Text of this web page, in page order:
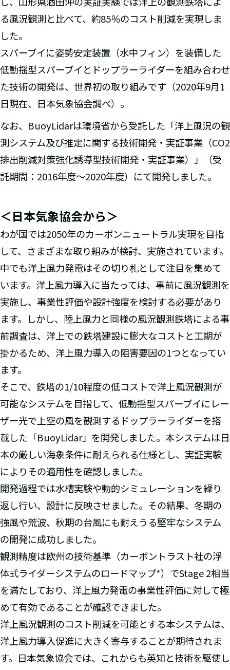
る風況観測と比べて、約85％のコスト削減を実現しま
した。
スパーブイに姿勢安定装置（水中フィン）を装備した
低動揺型スパーブイとドップラーライダーを組み合わせ
た技術の開発は、世界初の取り組みです（2020年9月1
日現在、日本気象協会調べ）。
なお、BuoyLidarは環境省から受託した「洋上風況の観
測システム及び推定に関する技術開発・実証事業（CO2
排出削減対策強化誘導型技術開発・実証事業）」（受
託期間：2016年度～2020年度）にて開発しました。
＜日本気象協会から＞
わが国では2050年のカーボンニュートラル実現を目指
して、さまざまな取り組みが検討、実施されています。
中でも洋上風力発電はその切り札として注目を集めて
います。洋上風力導入に当たっては、事前に風況観測を
実施し、事業性評価や設計強度を検討する必要があり
ます。しかし、陸上風力と同様の風況観測鉄塔による事
前調査は、洋上での鉄塔建設に膨大なコストと工期が
掛かるため、洋上風力導入の阻害要因の1つとなってい
ます。
そこで、鉄塔の1/10程度の低コストで洋上風況観測が
可能なシステムを目指して、低動揺型スパーブイにレー
ザー光で上空の風を観測するドップラーライダーを搭
載した「BuoyLidar」を開発しました。本システムは日
本の厳しい海象条件に耐えられる仕様とし、実証実験
によりその適用性を確認しました。
開発過程では水槽実験や動的シミュレーションを繰り
返し行い、設計に反映させました。その結果、冬期の
強風や荒波、秋期の台風にも耐えうる堅牢なシステム
の開発に成功しました。
観測精度は欧州の技術基準（カーボントラスト社の浮
体式ライダーシステムのロードマップ*）でStage 2相当
を満たしており、洋上風力発電の事業性評価に対して極
めて有効であることが確認できました。
洋上風況観測のコスト削減を可能とする本システムは、
洋上風力導入促進に大きく寄与することが期待されま
す。日本気象協会では、これからも英知と技術を駆使し